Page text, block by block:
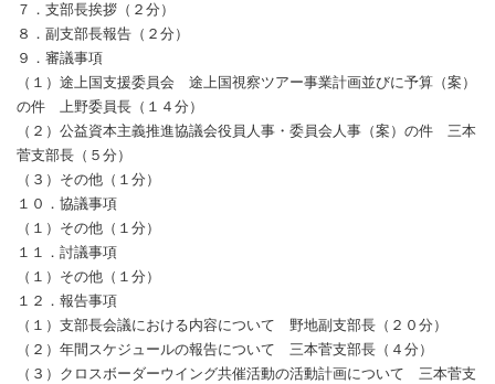
７．支部長挨拶（２分）
８．副支部長報告（２分）
９．審議事項
（１）途上国支援委員会 途上国視察ツアー事業計画並びに予算（案）
の件 上野委員長（１４分）
（２）公益資本主義推進協議会役員人事・委員会人事（案）の件 三本
菅支部長（５分）
（３）その他（１分）
１０．協議事項
（１）その他（１分）
１１．討議事項
（１）その他（１分）
１２．報告事項
（１）支部長会議における内容について 野地副支部長（２０分）
（２）年間スケジュールの報告について 三本菅支部長（４分）
（３）クロスボーダーウイング共催活動の活動計画について 三本菅支